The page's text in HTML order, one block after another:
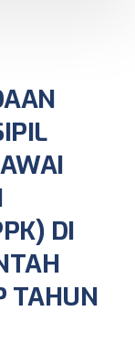
DI
TAHUN